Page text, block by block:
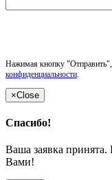
Нажимая кнопку "Отправить",
конфиденциальности.
×Close
Спасибо!
Ваша заявка
Вами!